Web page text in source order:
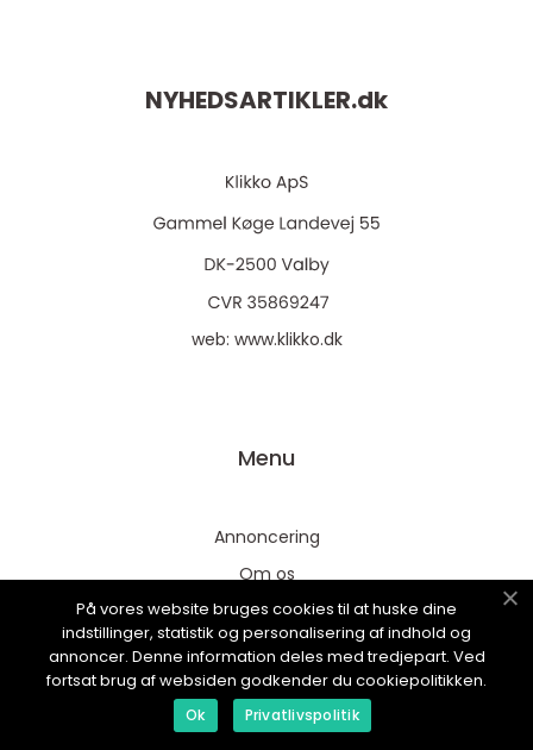
NYHEDSARTIKLER.dk
web: www.klikko.dk
Menu
Annoncering
Om os
Cookies
Kontakt os
Sitemap
På vores website bruges cookies til at huske dine
indstillinger, statistik og personalisering af indhold og
annoncer. Denne information deles med tredjepart. Ved
fortsat brug af websiden godkender du cookiepolitikken.
Ok Privatlivspolitik